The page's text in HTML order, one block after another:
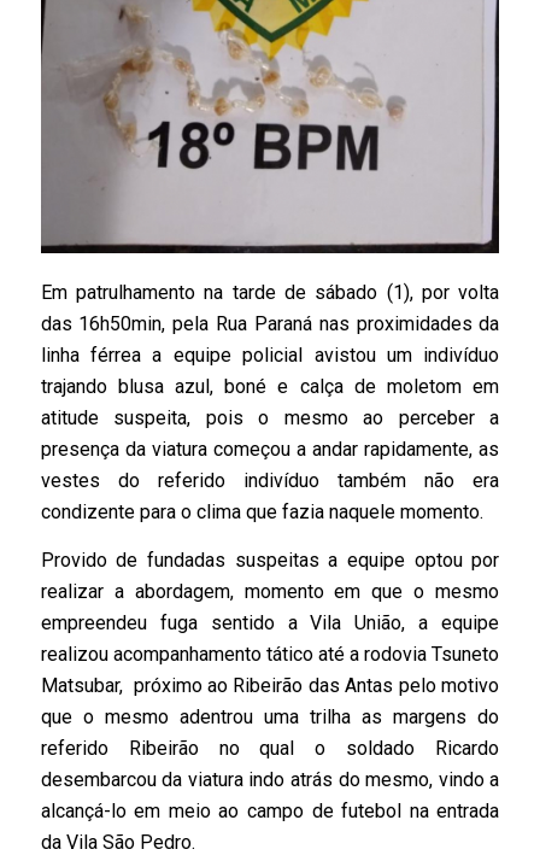
Em patrulhamento na tarde de sábado (1), por volta
das 16h50min, pela Rua Paraná nas proximidades da
linha férrea a equipe policial avistou um indivíduo
trajando blusa azul, boné e calça de moletom em
atitude suspeita, pois o mesmo ao perceber a
presença da viatura começou a andar rapidamente, as
vestes do referido indivíduo também não era
condizente para o clima que fazia naquele momento.
Provido de fundadas suspeitas a equipe optou por
realizar a abordagem, momento em que o mesmo
empreendeu fuga sentido a Vila União, a equipe
realizou acompanhamento tático até a rodovia Tsuneto
Matsubar, próximo ao Ribeirão das Antas pelo motivo
que o mesmo adentrou uma trilha as margens do
referido Ribeirão no qual o soldado Ricardo
desembarcou da viatura indo atrás do mesmo, vindo a
alcançá-lo em meio ao campo de futebol na entrada
da Vila São Pedro.